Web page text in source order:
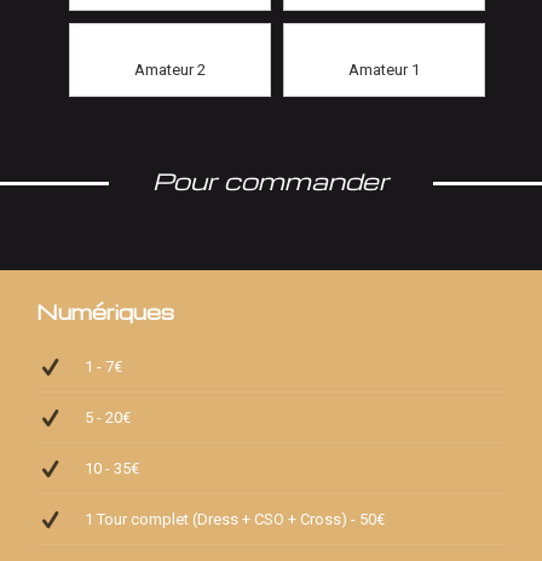
Amateur 2 Amateur 1
Pour commander
Numériques
1 - 7€
5 - 20€
10 - 35€
1 Tour complet (Dress + CSO + Cross) - 50€